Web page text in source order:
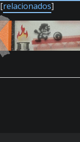
[relacionados]